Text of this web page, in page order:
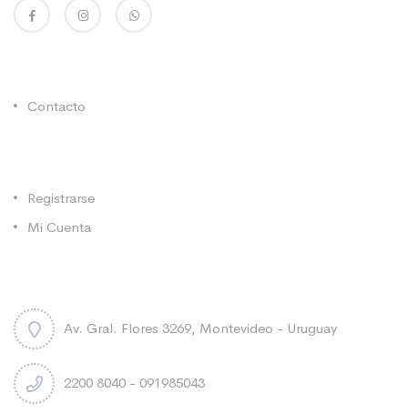
Contacto
Registrarse
Mi Cuenta
Av. Gral. Flores 3269, Montevideo - Uruguay
2200 8040 - 091985043